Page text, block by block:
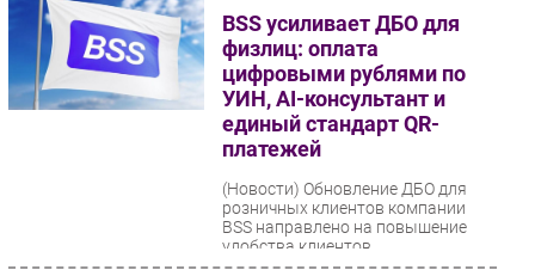
BSS усиливает ДБО для
физлиц: оплата
цифровыми рублями по
УИН, AI-консультант и
единый стандарт QR-
платежей
(Новости) Обновление ДБО для
розничных клиентов компании
BSS направлено на повышение
удобства клиентов,
автоматизацию поддержки и